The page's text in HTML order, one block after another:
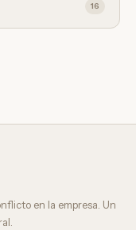
16
en la empresa. Un